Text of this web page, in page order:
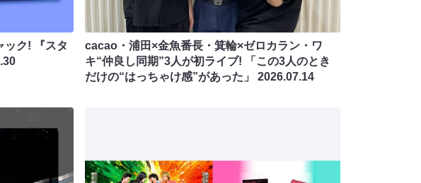
ック! 『スタ
cacao・浦田×金魚番長・箕輪×ゼロカラン・ワ
キ“仲良し同期”3人が初ライブ! 「この3人のとき
だけの“はっちゃけ感”があった」 2026.07.14